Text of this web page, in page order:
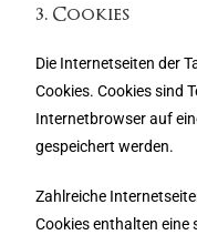
3. Cookies
Die Internetseiten der
Cookies. Cookies sind
Internetbrowser auf
gespeichert werden.
Zahlreiche
Cookies enthalten eine